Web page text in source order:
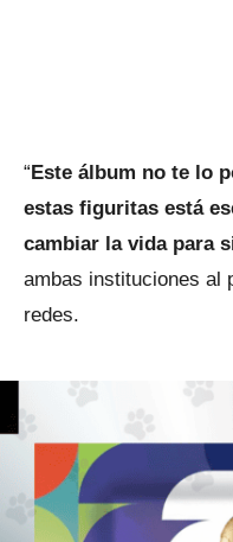
“Este álbum no te lo
estas figuritas está
cambiar la vida para
ambas instituciones al
redes.